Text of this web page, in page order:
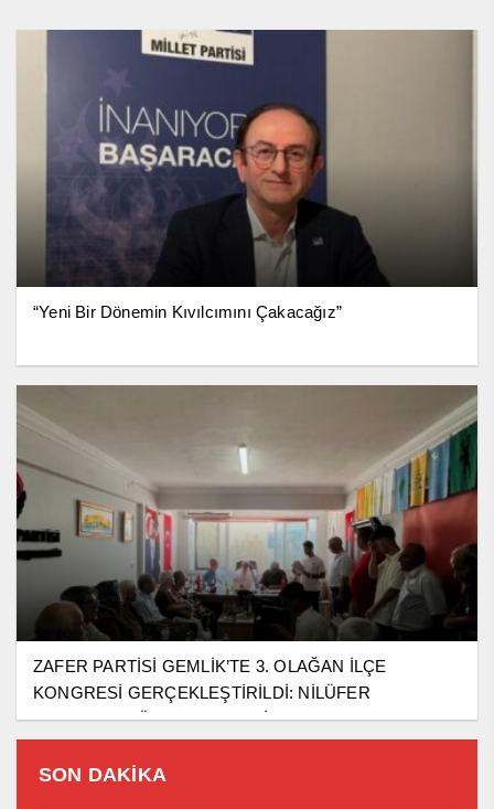
“Yeni Bir Dönemin Kıvılcımını Çakacağız”
ZAFER PARTİSİ GEMLİK’TE 3. OLAĞAN İLÇE
KONGRESİ GERÇEKLEŞTİRİLDİ: NİLÜFER
TOPRAKÇI GÜVEN TAZELEDİ
SON DAKİKA